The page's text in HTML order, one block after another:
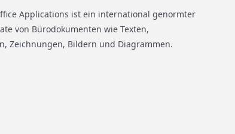
Applications ist ein international genormter
von Bürodokumenten wie Texten,
Zeichnungen, Bildern und Diagrammen.